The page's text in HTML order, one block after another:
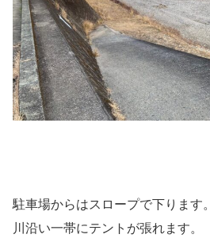
駐車場からはスロープで下ります。
川沿い一帯にテントが張れます。